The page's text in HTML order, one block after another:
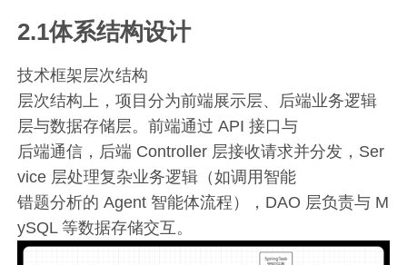
2.1体系结构设计
技术框架层次结构
层次结构上，项目分为前端展示层、后端业务逻辑
层与数据存储层。前端通过 API 接口与
后端通信，后端 Controller 层接收请求并分发，Ser
vice 层处理复杂业务逻辑（如调用智能
错题分析的 Agent 智能体流程），DAO 层负责与 M
ySQL 等数据存储交互。